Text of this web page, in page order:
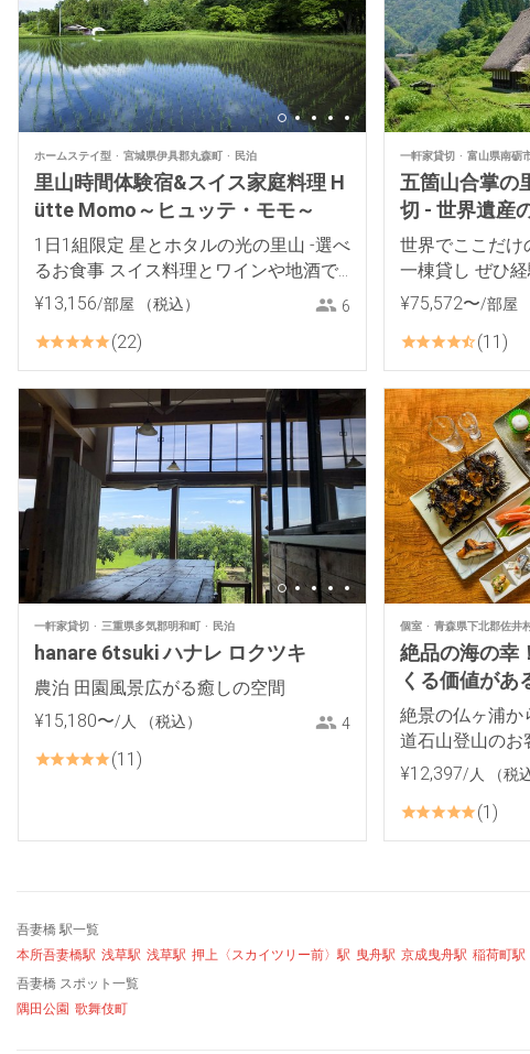
ホームステイ型 宮城県伊具郡丸森町 民泊
里山時間体験宿&スイス家庭料理 H
ütte Momo～ヒュッテ・モモ～
1日1組限定 星とホタルの光の里山 -選べ
るお食事 スイス料理とワインや地酒で
おもてなし-
¥13,156/部屋 （税込） 6
22
一軒家貸切 富山県南砺
五箇山合掌の
切 - 世界遺産
り徒歩5分！
世界でここだけ
一棟貸し ぜひ
¥75,572〜/部屋
11
一軒家貸切 三重県多気郡明和町 民泊
hanare 6tsuki ハナレ ロクツキ
農泊 田園風景広がる癒しの空間
¥15,180〜/人 （税込） 4
11
個室 青森県下北郡佐井
絶品の海の幸
くる価値があ
絶景の仏ヶ浦か
道石山登山のお
¥12,397/人 （税
1
吾妻橋 駅一覧
本所吾妻橋駅 浅草駅 浅草駅 押上〈スカイツリー前〉駅 曳舟駅 京成曳舟駅 稲荷町駅
吾妻橋 スポット一覧
隅田公園 歌舞伎町